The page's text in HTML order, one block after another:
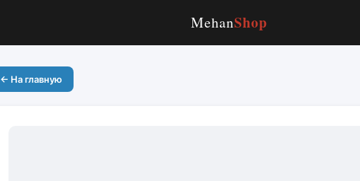
MehanShop
← На главную